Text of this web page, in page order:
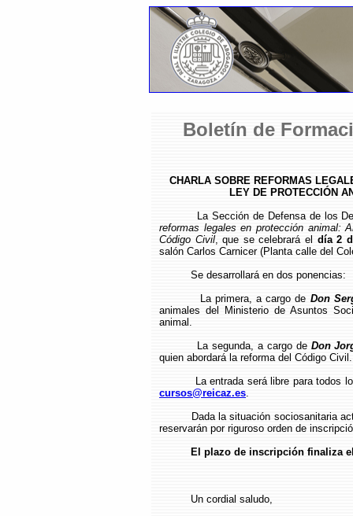
Boletín de
CHARLA SOBRE REFORMAS
LEY DE PROTECCIÓN
La Sección de Defensa de los
reformas legales en protección animal:
Código Civil, que se celebrará el día 2
salón Carlos Carnicer (Planta calle del
Se desarrollará en dos ponencias:
La primera, a cargo de Don
animales del Ministerio de Asuntos
animal.
La segunda, a cargo de Don
quien abordará la reforma del Código Civil.
La entrada será libre para todos los
cursos@reicaz.es.
Dada la situación sociosanitaria
reservarán por riguroso orden de
El plazo de inscripción finaliza
Un cordial saludo,